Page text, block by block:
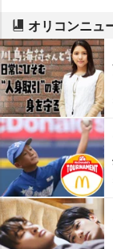
オリコンニュ